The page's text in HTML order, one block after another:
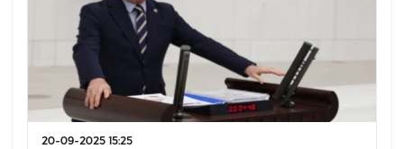
20-09-2025 15:25